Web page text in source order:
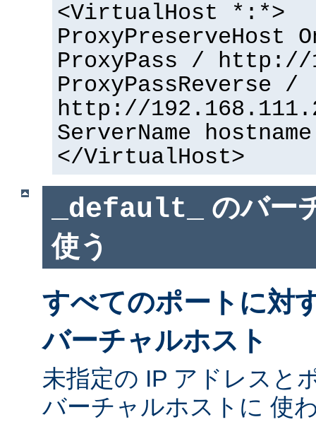
<VirtualHost *:*>
ProxyPreserveHost
ProxyPass / http://
ProxyPassReverse /
http://
ServerName
</VirtualHost>
_default_ のバー
使う
すべてのポートに対
バーチャルホスト
未指定の IP アドレスと
バーチャルホストに 使